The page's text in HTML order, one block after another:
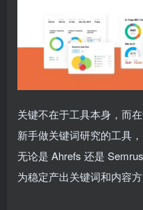
关键不在于工具本身，而
新手做关键词研究的工具
无论是 Ahrefs 还是
为稳定产出关键词和内容方